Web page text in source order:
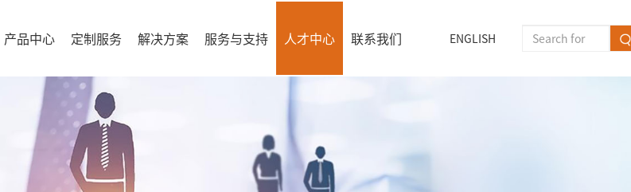
产品中心 定制服务 解决方案 服务与支持 人才中心 联系我们 ENGLISH